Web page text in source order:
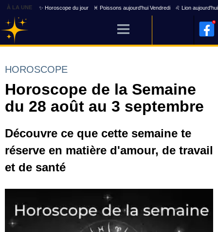
À LA UNE ✨ Horoscope du jour ♓ Poissons aujourd'hui Vendredi ♌ Lion
HOROSCOPE
Horoscope de la Semaine
du 28 août au 3 septembre
Découvre ce que cette semaine te
réserve en matière d'amour, de travail
et de santé